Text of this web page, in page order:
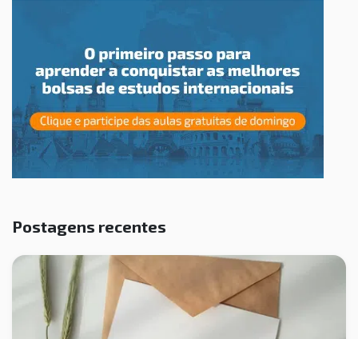
Postagens recentes